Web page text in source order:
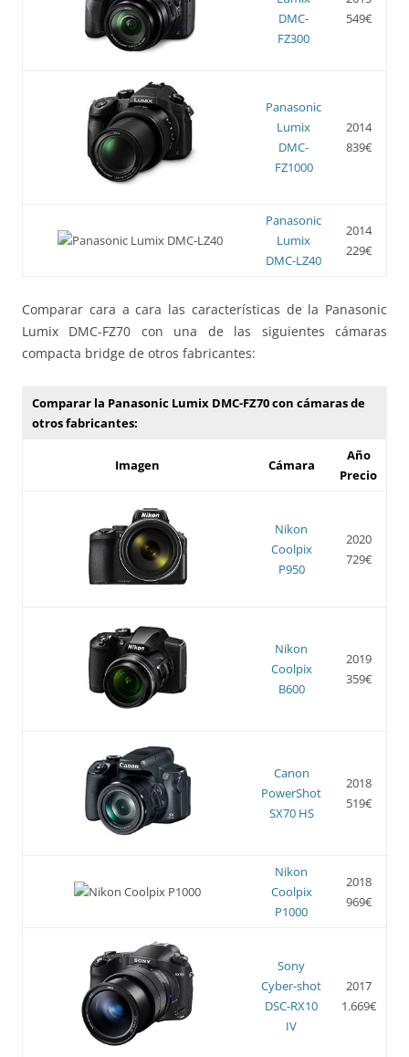
DMC-
FZ300
549€
Panasonic
Lumix
DMC-
FZ1000
2014
839€
Panasonic
Lumix
DMC-LZ40
2014
229€
Comparar cara a cara las características de la Panasonic
Lumix DMC-FZ70 con una de las siguientes cámaras
compacta bridge de otros fabricantes:
Comparar la Panasonic Lumix DMC-FZ70 con cámaras de
otros fabricantes:
Imagen Cámara
Año
Precio
Nikon
Coolpix
P950
2020
729€
Nikon
Coolpix
B600
2019
359€
Canon
PowerShot
SX70 HS
2018
519€
Nikon
Coolpix
P1000
2018
969€
Sony
Cyber-shot
DSC-RX10
IV
2017
1.669€